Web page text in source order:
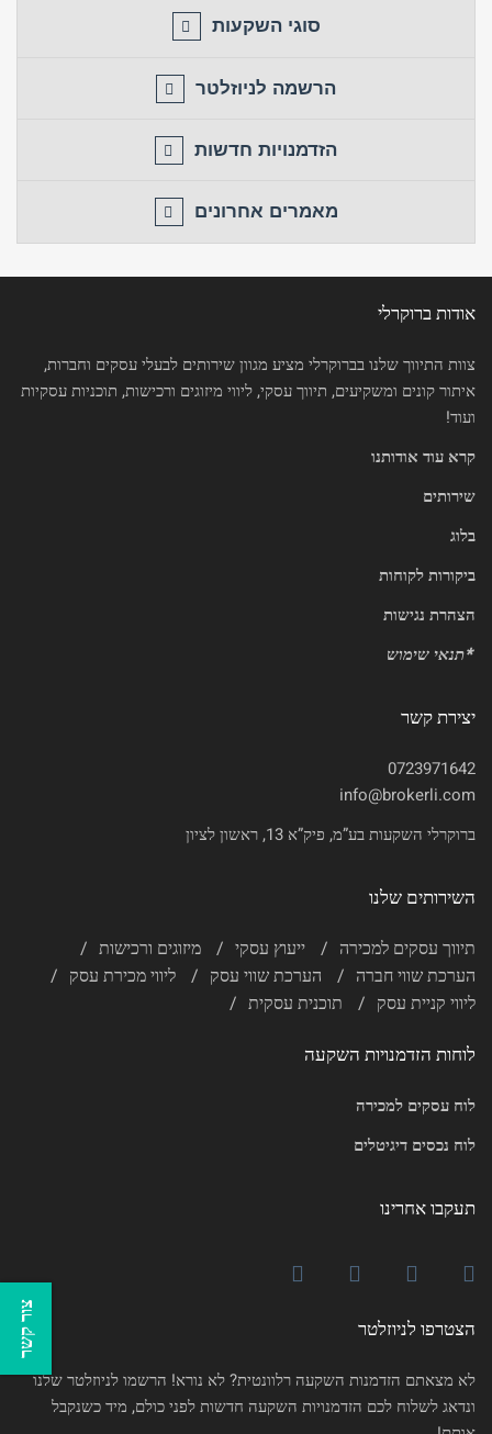
סוגי השקעות
הרשמה לניוזלטר
הזדמנויות חדשות
מאמרים אחרונים
אודות ברוקרלי
צוות התיווך שלנו בברוקרלי מציע מגוון שירותים לבעלי עסקים וחברות,
איתור קונים ומשקיעים, תיווך עסקי, ליווי מיזוגים ורכישות, תוכניות עסקיות
ועוד!
קרא עוד אודותנו
שירותים
בלוג
ביקורות לקוחות
הצהרת נגישות
*תנאי שימוש
יצירת קשר
0723971642
info@brokerli.com
ברוקרלי השקעות בע”מ, פיק”א 13, ראשון לציון
השירותים שלנו
תיווך עסקים למכירה ייעוץ עסקי
מיזוגים ורכישות
הערכת שווי חברה
הערכת שווי עסק
ליווי מכירת עסק
ליווי קניית עסק
תוכנית עסקית
לוחות הזדמנויות השקעה
לוח עסקים למכירה
לוח נכסים דיגיטלים
תעקבו אחרינו
הצטרפו לניוזלטר
לא מצאתם הזדמנות השקעה רלוונטית? לא נורא! הרשמו לניוזלטר שלנו
ונדאג לשלוח לכם הזדמנויות השקעה חדשות לפני כולם, מיד כשנקבל
צור קשר